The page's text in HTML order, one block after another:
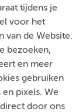
tijdens je
voor het
van de Website.
bezoeken,
en meer
gebruiken
pixels. We
door ons